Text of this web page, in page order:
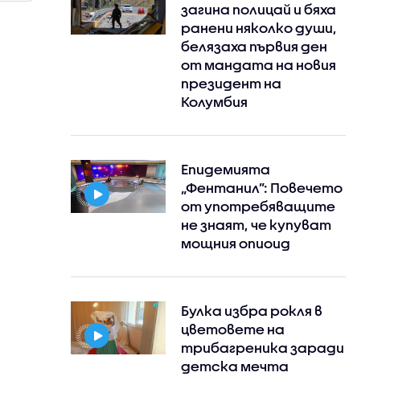
загина полицай и бяха
ранени няколко души,
белязаха първия ден
от мандата на новия
президент на
Колумбия
Епидемията
„Фентанил”: Повечето
от употребяващите
не знаят, че купуват
мощния опиоид
Булка избра рокля в
цветовете на
трибагреника заради
детска мечта